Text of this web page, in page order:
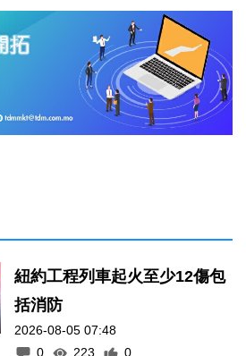
紐約工程列車起火至少12傷包
括消防
2026-08-05 07:48
0
223 0